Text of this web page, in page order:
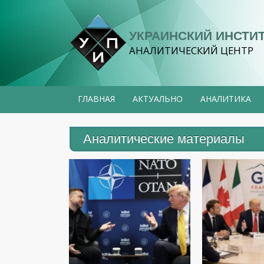
УКРАИНСКИЙ
АНАЛИТИЧЕСКИЙ ЦЕНТР
ГЛАВНАЯ АКТУАЛЬНО АНАЛИТИКА
Аналитические материалы